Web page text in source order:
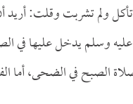
تأكل ولم تشربت وقلت:
عليه وسلم يدخل عليها
الصبح في الضحى، أما